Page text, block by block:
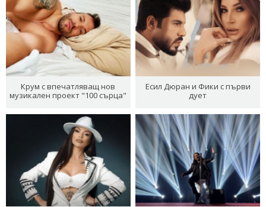
Крум с впечатляващ нов
музикален проект "100 сърца"
Есил Дюран и Фики с първи
дует